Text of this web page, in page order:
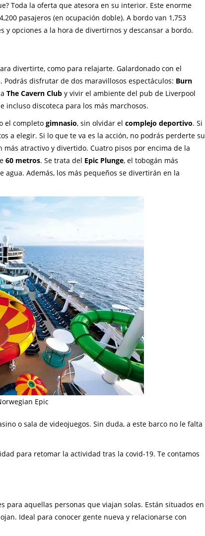
Toda la oferta que atesora en su interior. Este enorme
pasajeros (en ocupación doble). A bordo van 1,753
opciones a la hora de divertirnos y descansar a bordo.
divertirte, como para relajarte. Galardonado con el
Podrás disfrutar de dos maravillosos espectáculos: Burn
The Cavern Club y vivir el ambiente del pub de Liverpool
incluso discoteca para los más marchosos.
el completo gimnasio, sin olvidar el complejo deportivo. Si
a elegir. Si lo que te va es la acción, no podrás perderte su
atractivo y divertido. Cuatro pisos por encima de la
60 metros. Se trata del Epic Plunge, el tobogán más
Además, los más pequeños se divertirán en la
Epic
o sala de videojuegos. Sin duda, a este barco no le falta
para retomar la actividad tras la covid-19. Te contamos
para aquellas personas que viajan solas. Están situados en
Ideal para conocer gente nueva y relacionarse con